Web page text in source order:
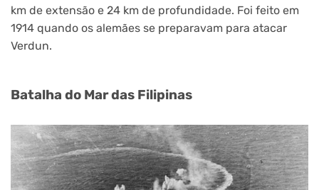
km de extensão e 24 km de profundidade. Foi feito em
1914 quando os alemães se preparavam para atacar
Verdun.
Batalha do Mar das Filipinas